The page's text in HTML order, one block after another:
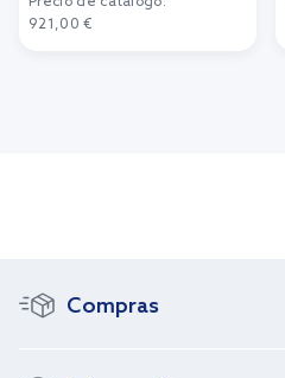
921,00 €
Compras